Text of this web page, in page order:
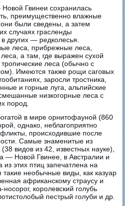
Гвинеи сохранилась
преимущественно влажные
были сведены, а затем
случаях грасленды
других — редколесья.
леса, прибрежные леса,
а там, где выражен сухой
леса (обычно с
Имеются также рощи саговых
заросли тростника,
и горные луга, альпийские
низкогорные леса с
пород.
в мире орнитофауной (860
однако, неблагоприятно
происходившие после
Самые знаменитые из
видов из 42, известных науке),
— Новой Гвинее, в Австралии и
этих птиц запечатлена на
необычные виды, как казуар
африканскому страусу и
королевский голубь
пестрый голуби и др.